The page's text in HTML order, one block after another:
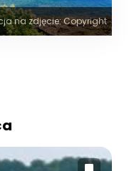
na zdjęcie: Copyright